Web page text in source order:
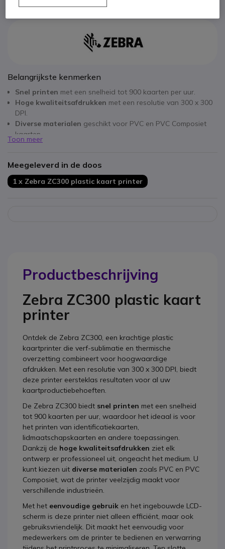
Belangrijkste kenmerken
Snel printen met een snelheid tot 900 kaarten per uur.
Hoge kwaliteitsafdrukken met een resolutie van 300 x 300
DPI.
Diverse materialen geschikt voor PVC en PVC Composiet
kaarten.
Eenvoudig in gebruik
encryptie.
Toon meer
Meegeleverd in de doos
1 x Zebra ZC300 plastic kaart printer
Productbeschrijving
Zebra ZC300 plastic kaart
printer
Ontdek de Zebra ZC300, een krachtige plastic
kaartprinter die verf-sublimatie en thermische
overzetting combineert voor hoogwaardige
afdrukken. Met een resolutie van 300 x 300 DPI, biedt
deze printer eersteklas resultaten voor al uw
kaartproductiebehoeften.
De Zebra ZC300 biedt snel printen met een snelheid
tot 900 kaarten per uur, waardoor het ideaal is voor
het printen van identificatiekaarten,
lidmaatschapskaarten en andere toepassingen.
Dankzij de hoge kwaliteitsafdrukken ziet elk
ontwerp er professioneel uit, ongeacht het medium. U
kunt kiezen uit diverse materialen zoals PVC en PVC
Composiet, wat de printer veelzijdig maakt voor
verschillende industrieën.
Met het eenvoudige gebruik en het ingebouwde LCD-
scherm is deze printer niet alleen efficiënt, maar ook
gebruiksvriendelijk. Dit maakt het eenvoudig voor
medewerkers om de printer te bedienen en verwarring